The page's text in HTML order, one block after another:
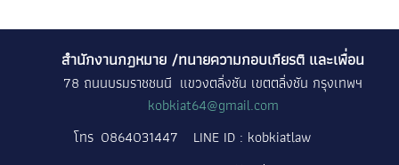
สำนักงานกฎหมาย /ทนายความกอบเกียรติ และเพื่อน
78 ถนนบรมราชชนนี แขวงตลิ่งชัน เขตตลิ่งชัน กรุงเทพฯ
kobkiat64@gmail.com
โทร 0864031447
LINE ID : kobkiatlaw